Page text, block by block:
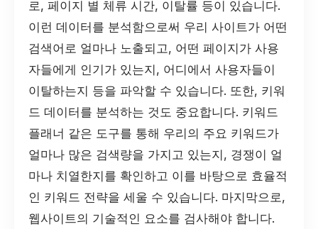
로, 페이지 별 체류 시간, 이탈률 등이 있습니다.
이런 데이터를 분석함으로써 우리 사이트가 어떤
검색어로 얼마나 노출되고, 어떤 페이지가 사용
자들에게 인기가 있는지, 어디에서 사용자들이
이탈하는지 등을 파악할 수 있습니다. 또한, 키워
드 데이터를 분석하는 것도 중요합니다. 키워드
플래너 같은 도구를 통해 우리의 주요 키워드가
얼마나 많은 검색량을 가지고 있는지, 경쟁이 얼
마나 치열한지를 확인하고 이를 바탕으로 효율적
인 키워드 전략을 세울 수 있습니다. 마지막으로,
웹사이트의 기술적인 요소를 검사해야 합니다.